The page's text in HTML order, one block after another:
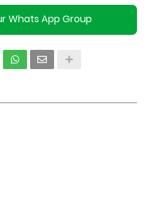
Whats App Group